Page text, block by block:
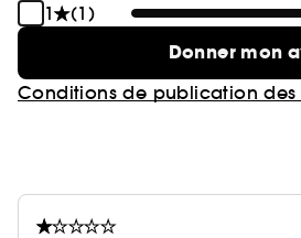
1
(1)
Donner mon
Conditions de publication des